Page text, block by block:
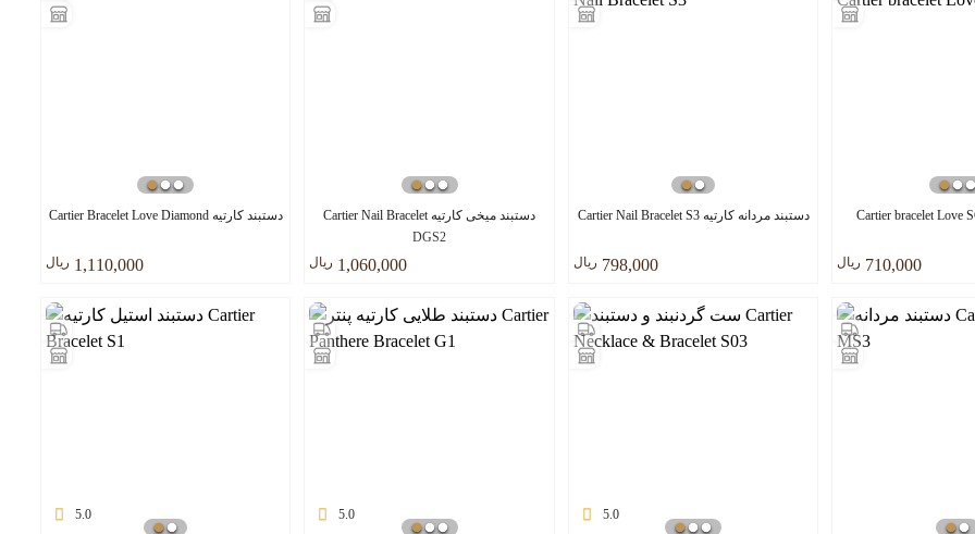
710,000 ريال
دستبند مردانه کارتیه Cartier Nail Bracelet S3
798,000 ريال
دستبند میخی کارتیه Cartier Nail Bracelet
DGS2
1,060,000 ريال
دستبند کارتیه Cartier Bracelet Love Diamond
1,110,000 ريال
5.0
5.0
5.0